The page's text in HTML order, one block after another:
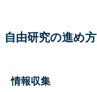
自由研究の進め方
情報収集